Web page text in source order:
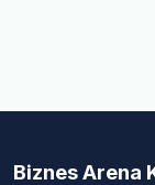
Biznes Arena